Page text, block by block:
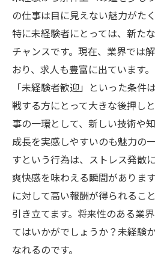
未経験者歓迎の解体工で
う
の仕事は目に見えない魅力がた
特に未経験者にとっては、新た
チャンスです。現在、業界では
おり、求人も豊富に出ています
「未経験者歓迎」といった条件
戦する方にとって大きな後押し
事の一環として、新しい技術や
成長を実感しやすいのも魅力の
すという行為は、ストレス発散
爽快感を味わえる瞬間がありま
に対して高い報酬が得られるこ
引き立てます。将来性のある業
てはいかがでしょうか？未経験
なれるのです。